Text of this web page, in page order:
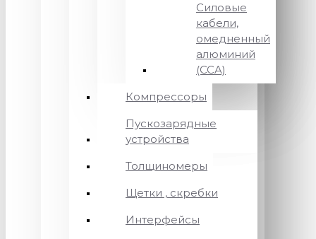
Силовые
кабели,
омедненный
алюминий
(CCA)
Компрессоры
Пускозарядные
устройства
Толщиномеры
Щетки , скребки
Интерфейсы